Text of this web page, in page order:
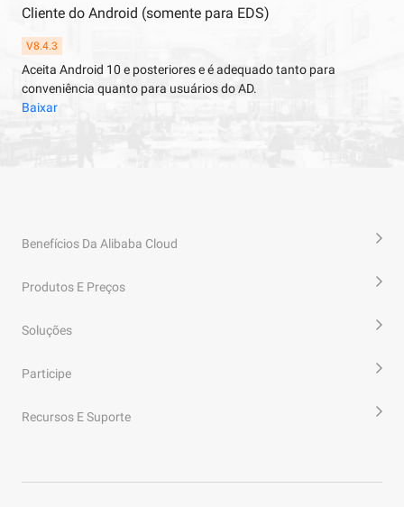
Cliente do Android (somente para EDS)
V8.4.3
Aceita Android 10 e posteriores e é adequado tanto para
conveniência quanto para usuários do AD.
Baixar
Benefícios Da Alibaba Cloud
Produtos E Preços
Soluções
Participe
Recursos E Suporte